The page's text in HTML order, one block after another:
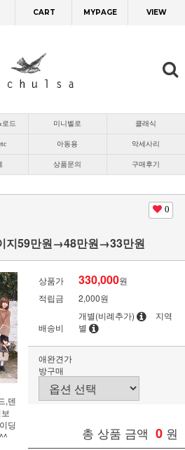
CART MYPAGE VIEW
로드 미니벨로 클래식
아동용 악세사리
상품문의 구매후기
0
지59만원→48만원→33만원
,덴
딩
상품가 330,000원
적립금
2,000원
배송비
개별(비례추가)
지역
별
애완견가
방구매
총 상품 금액 0 원